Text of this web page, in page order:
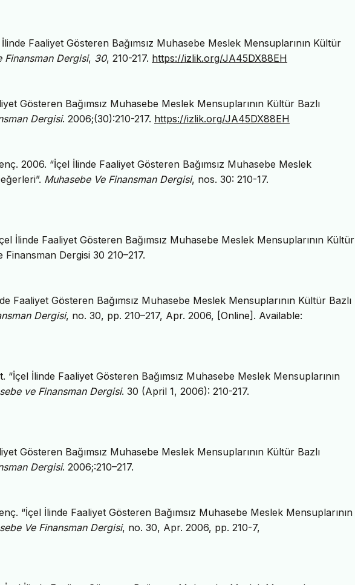
Faaliyet Gösteren Bağımsız Muhasebe Meslek Mensuplarının Kültür
Finansman Dergisi, 30, 210-217. https://izlik.org/JA45DX88EH
Gösteren Bağımsız Muhasebe Meslek Mensuplarının Kültür Bazlı
Dergisi. 2006;(30):210-217. https://izlik.org/JA45DX88EH
2006. “İçel İlinde Faaliyet Gösteren Bağımsız Muhasebe Meslek
Muhasebe Ve Finansman Dergisi, nos. 30: 210-17.
İlinde Faaliyet Gösteren Bağımsız Muhasebe Meslek Mensuplarının Kültür
Dergisi 30 210–217.
Faaliyet Gösteren Bağımsız Muhasebe Meslek Mensuplarının Kültür Bazlı
Dergisi, no. 30, pp. 210–217, Apr. 2006, [Online]. Available:
İlinde Faaliyet Gösteren Bağımsız Muhasebe Meslek Mensuplarının
ve Finansman Dergisi. 30 (April 1, 2006): 210-217.
Gösteren Bağımsız Muhasebe Meslek Mensuplarının Kültür Bazlı
Dergisi. 2006;:210–217.
“İçel İlinde Faaliyet Gösteren Bağımsız Muhasebe Meslek Mensuplarının
Ve Finansman Dergisi, no. 30, Apr. 2006, pp. 210-7,